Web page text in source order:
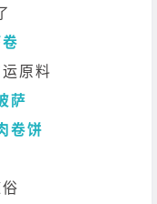
原料
萨
卷饼